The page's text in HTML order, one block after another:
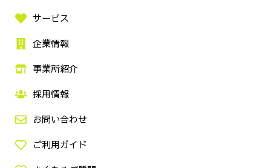
サービス
企業情報
事業所紹介
採用情報
お問い合わせ
ご利用ガイド